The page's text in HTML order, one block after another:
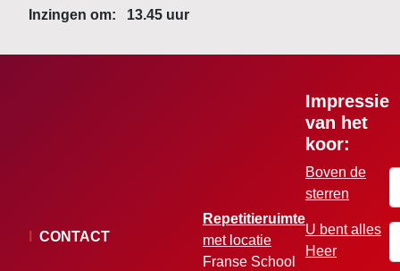
Inzingen om: 13.45 uur
CONTACT
Repetitieruimte
met locatie
Franse School
Impressie
van het
koor:
Boven de
sterren
U bent alles
Heer